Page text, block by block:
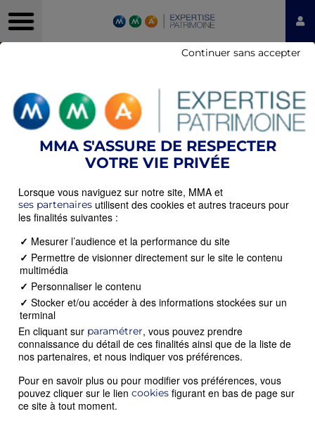
L’ENGAGEMENT
PARTENAIRE
Découvrir
MMA S'ASSURE DE RESPECTER
VOTRE VIE PRIVÉE
Lorsque vous naviguez sur notre site, MMA et
ses partenaires utilisent des cookies et autres traceurs pour
les finalités suivantes :
✓ Mesurer l’audience et la performance du site
✓ Permettre de visionner directement sur le site le contenu
multimédia
✓ Personnaliser le contenu
✓ Stocker et/ou accéder à des informations stockées sur un
terminal
En cliquant sur paramétrer, vous pouvez prendre
connaissance du détail de ces finalités ainsi que de la liste de
nos partenaires, et nous indiquer vos préférences.
Pour en savoir plus ou pour modifier vos préférences, vous
pouvez cliquer sur le lien cookies figurant en bas de page sur
ce site à tout moment.
Continuer sans accepter